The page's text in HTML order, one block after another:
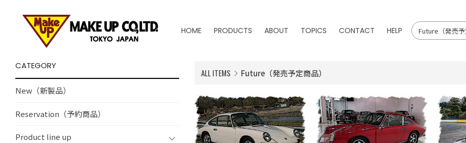
HOME PRODUCTS ABOUT TOPICS CONTACT HELP
CATEGORY
New（新製品）
Reservation（予約商品）
Product line up
ALL ITEMS Future（発売予定商品）